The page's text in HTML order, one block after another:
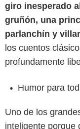
giro inesperado
gruñón, una
parlanchín y
los cuentos
profundamente
Humor para
Uno de los
inteligente porque